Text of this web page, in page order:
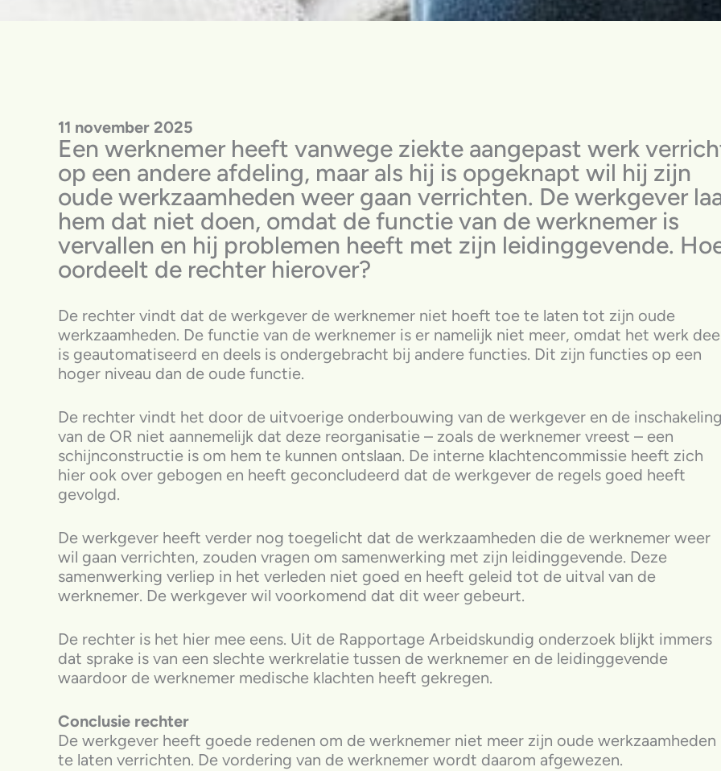
11 november 2025
Een werknemer heeft vanwege ziekte aangepast werk
op een andere afdeling, maar als hij is opgeknapt wil hij zijn
oude werkzaamheden weer gaan verrichten. De werkgever
hem dat niet doen, omdat de functie van de werknemer is
vervallen en hij problemen heeft met zijn leidinggevende.
oordeelt de rechter hierover?
De rechter vindt dat de werkgever de werknemer niet hoeft toe te laten tot zijn oude
werkzaamheden. De functie van de werknemer is er namelijk niet meer, omdat het werk
is geautomatiseerd en deels is ondergebracht bij andere functies. Dit zijn functies op een
hoger niveau dan de oude functie.
De rechter vindt het door de uitvoerige onderbouwing van de werkgever en de
van de OR niet aannemelijk dat deze reorganisatie – zoals de werknemer vreest – een
schijnconstructie is om hem te kunnen ontslaan. De interne klachtencommissie heeft zich
hier ook over gebogen en heeft geconcludeerd dat de werkgever de regels goed heeft
gevolgd.
De werkgever heeft verder nog toegelicht dat de werkzaamheden die de werknemer weer
wil gaan verrichten, zouden vragen om samenwerking met zijn leidinggevende. Deze
samenwerking verliep in het verleden niet goed en heeft geleid tot de uitval van de
werknemer. De werkgever wil voorkomend dat dit weer gebeurt.
De rechter is het hier mee eens. Uit de Rapportage Arbeidskundig onderzoek blijkt immers
dat sprake is van een slechte werkrelatie tussen de werknemer en de leidinggevende
waardoor de werknemer medische klachten heeft gekregen.
Conclusie rechter
De werkgever heeft goede redenen om de werknemer niet meer zijn oude werkzaamheden
te laten verrichten. De vordering van de werknemer wordt daarom afgewezen.